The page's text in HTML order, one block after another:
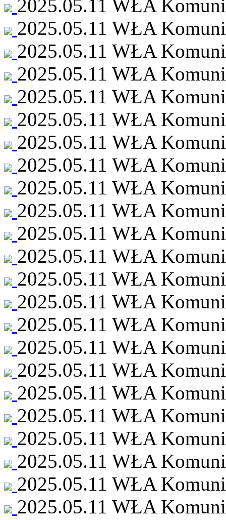
2025.05.11 WŁA
2025.05.11 WŁA
2025.05.11 WŁA
2025.05.11 WŁA
2025.05.11 WŁA
2025.05.11 WŁA
2025.05.11 WŁA
2025.05.11 WŁA
2025.05.11 WŁA
2025.05.11 WŁA
2025.05.11 WŁA
2025.05.11 WŁA
2025.05.11 WŁA
2025.05.11 WŁA
2025.05.11 WŁA
2025.05.11 WŁA
2025.05.11 WŁA
2025.05.11 WŁA
2025.05.11 WŁA
2025.05.11 WŁA
2025.05.11 WŁA
2025.05.11 WŁA
2025.05.11 WŁA